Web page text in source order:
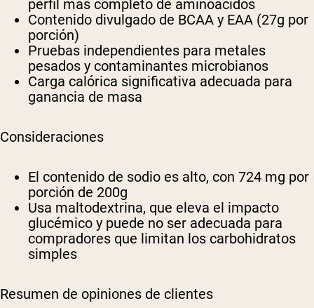
perfil más completo de aminoácidos
Contenido divulgado de BCAA y EAA (27g por
porción)
Pruebas independientes para metales
pesados y contaminantes microbianos
Carga calórica significativa adecuada para
ganancia de masa
Consideraciones
El contenido de sodio es alto, con 724 mg por
porción de 200g
Usa maltodextrina, que eleva el impacto
glucémico y puede no ser adecuada para
compradores que limitan los carbohidratos
simples
Resumen de opiniones de clientes